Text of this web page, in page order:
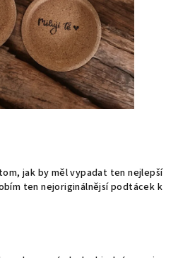
jak by měl vypadat ten nejlepší
ten nejoriginálnějsí podtácek k